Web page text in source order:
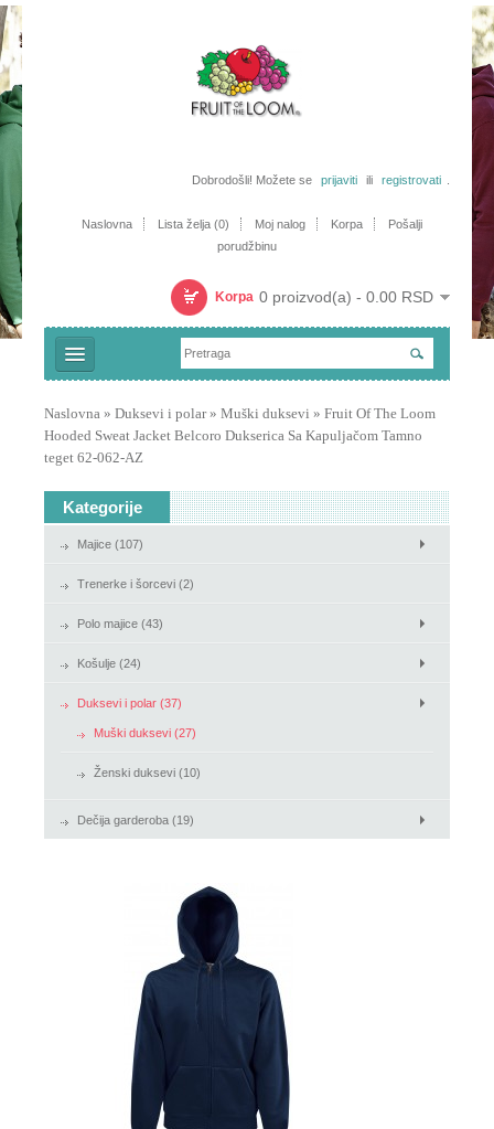
Dobrodošli! Možete se prijaviti ili registrovati
Naslovna Lista želja (0) Moj nalog Korpa
Pošalji
porudžbinu
Korpa 0 proizvod(a) - 0.00 RSD
Trenerke i šorcevi
Košulje
Naslovna » Duksevi i polar» Muški duksevi » Fruit Of The Loom
Hooded Sweat Jacket Belcoro Dukserica Sa Kapuljačom Tamno
teget 62-062-AZ
Kategorije
Majice (107)
Trenerke i šorcevi (2)
Polo majice (43)
Košulje (24)
Duksevi i polar (37)
Muški duksevi (27)
Ženski duksevi (10)
Dečija garderoba (19)